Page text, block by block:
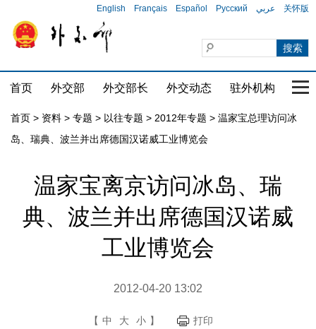
English Français Español Русский عربي 关怀版
首页 外交部 外交部长 外交动态 驻外机构 国
首页 > 资料 > 专题 > 以往专题 > 2012年专题 > 温家宝总理访问冰
岛、瑞典、波兰并出席德国汉诺威工业博览会
温家宝离京访问冰岛、瑞
典、波兰并出席德国汉诺威
工业博览会
2012-04-20 13:02
【 中 大 小 】 打印